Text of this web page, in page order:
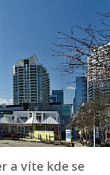
a víte kde se